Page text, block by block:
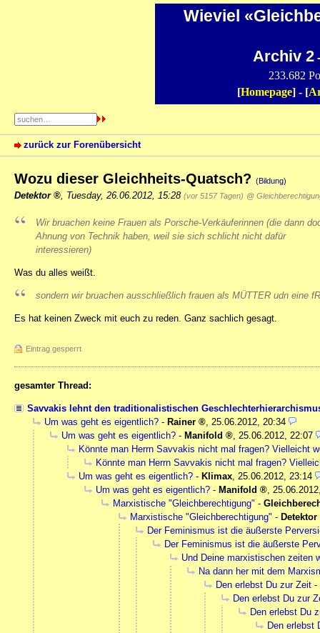
Wieviel
Archiv 2
233.682
[Homepage] - [
zurück zur Forenübersicht
Wozu dieser Gleichheits-Quatsch? (Bildung)
Detektor Tuesday, 26.06.2012, 15:28 (vor 5157 Tagen) @
Wir bruachen keine Frauen als Porsche-Verkäuferinnen (die dann
Ahnung von Technik haben, weil sie sich schlicht nicht dafür
interessieren)
Was du alles weißt.
sondern wir bruachen ausschließlich frauen als MÜTTER udn eine
Es hat keinen Zweck mit euch zu reden. Ganz sachlich gesagt.
Eintrag gesperrt
gesamter Thread:
Savvakis lehnt den traditionalistischen
Um was geht es eigentlich? - Rainer , 25.06.2012, 20:34
Um was geht es eigentlich? - Manifold , 25.06.2012, 22:07
Könnte man Herrn Savvakis nicht mal fragen? Vielleicht
Könnte man Herrn Savvakis nicht mal fragen?
Um was geht es eigentlich? - Klimax, 25.06.2012, 23:14
Um was geht es eigentlich? - Manifold ,
Marxistische "Gleichberechtigung" -
Marxistische "Gleichberechtigung" - Detektor
Der Feminismus ist die äußerste
Der Feminismus ist die äußerste
Und Deine marxistischen zeiten
Na dann her mit dem
Den erlebst Du zur Zeit -
Den erlebst Du zur
Den erlebst Du
Den erlebst